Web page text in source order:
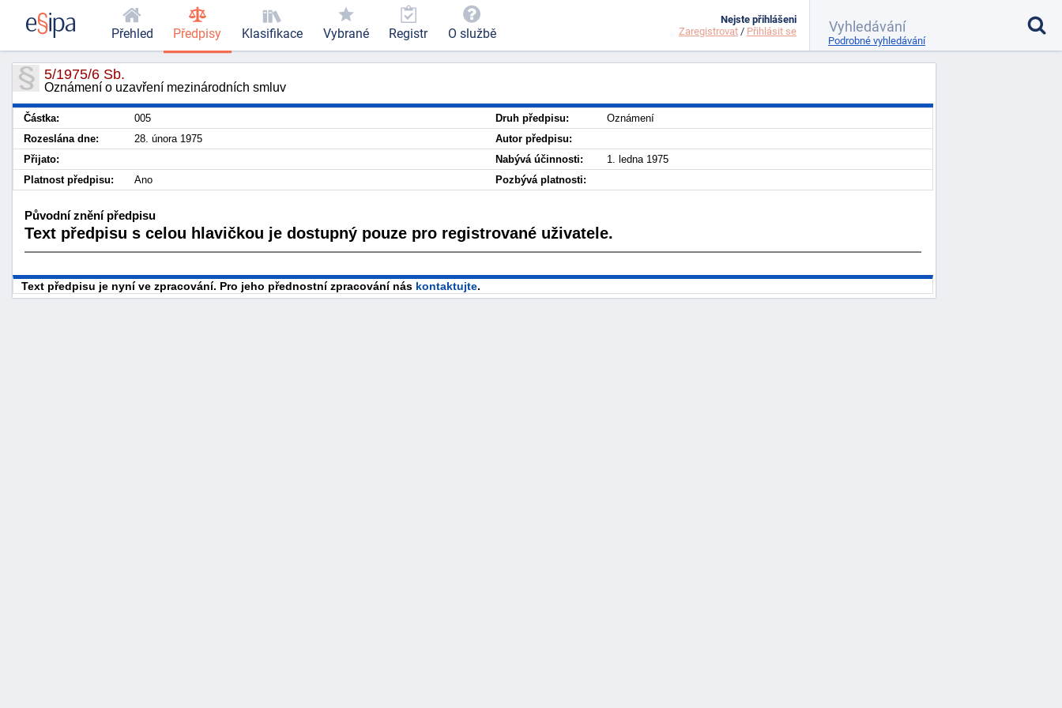
5/1975/6 Sb.
Oznámení o uzavření mezinárodních smluv
Částka: 005 Druh předpisu:
Oznámení
Rozeslána dne:
28. února 1975
Autor předpisu:
Přijato:
Nabývá účinnosti:
1. ledna 1975
Platnost předpisu:
Ano Pozbývá platnosti:
Původní znění předpisu
Text předpisu s celou hlavičkou je dostupný pouze pro registrované uživatele.
Text předpisu je nyní ve zpracování. Pro jeho přednostní zpracování nás kontaktujte.
Přehled Předpisy Klasifikace Vybrané Registr O službě
Nejste přihlášeni
Zaregistrovat / Přihlásit se
Podrobné vyhledávání